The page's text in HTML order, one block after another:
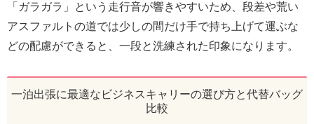
「ガラガラ」という走行音が響きやすいため、段差や荒い
アスファルトの道では少しの間だけ手で持ち上げて運ぶな
どの配慮ができると、一段と洗練された印象になります。
一泊出張に最適なビジネスキャリーの選び方と代替バッグ
比較